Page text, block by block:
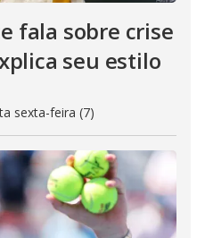
fala sobre crise
seu estilo
sexta-feira (7)